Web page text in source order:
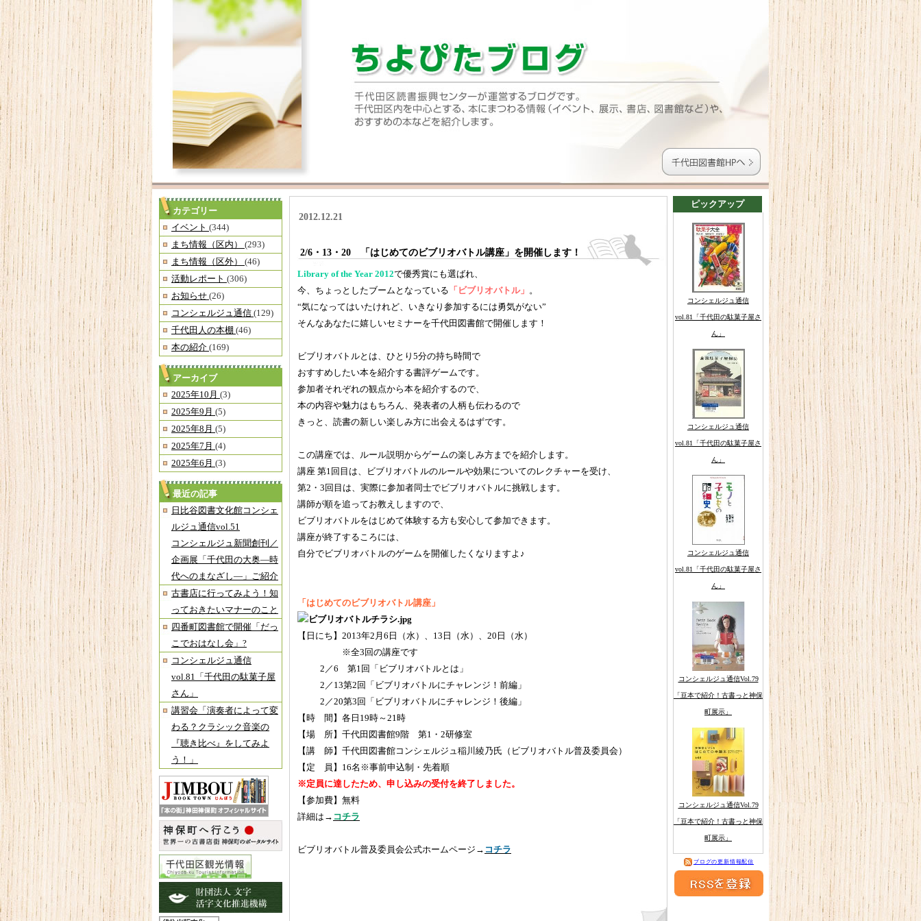
カテゴリー
イベント (344)
まち情報（区内） (293)
まち情報（区外） (46)
活動レポート (306)
お知らせ (26)
コンシェルジュ通信 (129)
千代田人の本棚 (46)
本の紹介 (169)
アーカイブ
2025年10月 (3)
2025年9月 (5)
2025年8月 (5)
2025年7月 (4)
2025年6月 (3)
最近の記事
日比谷図書文化館コンシェ
ルジュ通信vol.51
コンシェルジュ新聞創刊／
企画展「千代田の大奥―時
代へのまなざし―」ご紹介
古書店に行ってみよう！知
っておきたいマナーのこと
四番町図書館で開催「だっ
こでおはなし会」?
コンシェルジュ通信
vol.81「千代田の駄菓子屋
さん」
講習会「演奏者によって変
わる？クラシック音楽の
『聴き比べ』をしてみよ
う！」
2012.12.21
2/6・13・20 「はじめてのビブリオバトル講座」を開催します！
Library of the Year 2012で優秀賞にも選ばれ、
今、ちょっとしたブームとなっている 「ビブリオバトル」 。
“気になってはいたけれど、いきなり参加するには勇気がない”
そんなあなたに嬉しいセミナーを千代田図書館で開催します！
ビブリオバトルとは、ひとり5分の持ち時間で
おすすめしたい本を紹介する書評ゲームです。
参加者それぞれの観点から本を紹介するので、
本の内容や魅力はもちろん、発表者の人柄も伝わるので
きっと、読書の新しい楽しみ方に出会えるはずです。
この講座では、ルール説明からゲームの楽しみ方までを紹介します。
講座 第1回目は、ビブリオバトルのルールや効果についてのレクチャーを受け、
第2・3回目は、実際に参加者同士でビブリオバトルに挑戦します。
講師が順を追ってお教えしますので、
ビブリオバトルをはじめて体験する方も安心して参加できます。
講座が終了するころには、
自分でビブリオバトルのゲームを開催したくなりますよ♪
「はじめてのビブリオバトル講座」
【日にち】2013年2月6日（水）、13日（水）、20日（水）
※全3回の講座です
2／6 第1回「ビブリオバトルとは」
2／13第2回「ビブリオバトルにチャレンジ！前編」
2／20第3回「ビブリオバトルにチャレンジ！後編」
【時 間】各日19時～21時
【場 所】千代田図書館9階 第1・2研修室
【講 師】千代田図書館コンシェルジュ稲川綾乃氏（ビブリオバトル普及委員会）
【定 員】16名※事前申込制・先着順
※定員に達したため、申し込みの受付を終了しました。
【参加費】無料
詳細は→ コチラ
ビブリオバトル普及委員会公式ホームページ→ コチラ
ピックアップ
コンシェルジュ通信
vol.81「千代田の駄菓子屋さ
ん」
コンシェルジュ通信
vol.81「千代田の駄菓子屋さ
ん」
コンシェルジュ通信
vol.81「千代田の駄菓子屋さ
ん」
コンシェルジュ通信Vol.79
「豆本で紹介！古書っと神保
町展示」
コンシェルジュ通信Vol.79
「豆本で紹介！古書っと神保
町展示」
ブログの更新情報配信